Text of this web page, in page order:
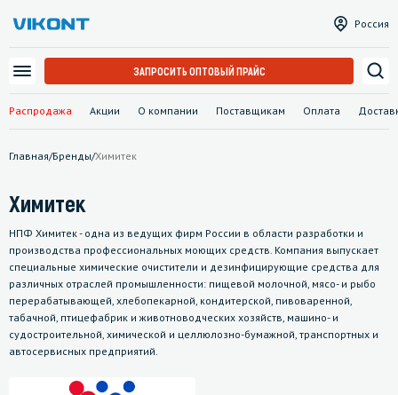
Распродажа Акции О компании Поставщикам Оплата
Россия
ЗАПРОСИТЬ ОПТОВЫЙ ПРАЙС
Главная/Бренды/Химитек
Химитек
НПФ Химитек - одна из ведущих фирм России в области разработки и
производства профессиональных моющих средств. Компания выпускает
специальные химические очистители и дезинфицирующие средства для
различных отраслей промышленности: пищевой молочной, мясо- и рыбо
перерабатывающей, хлебопекарной, кондитерской, пивоваренной,
табачной, птицефабрик и животноводческих хозяйств, машино- и
судостроительной, химической и целлюлозно-бумажной, транспортных и
автосервисных предприятий.